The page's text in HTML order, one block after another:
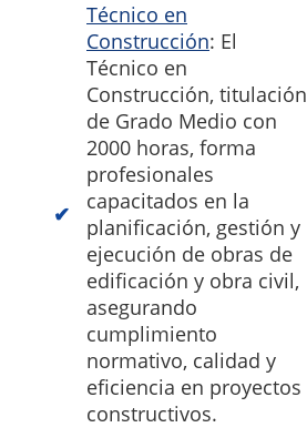
Técnico en
Construcción: El
Técnico en
Construcción, titulación
de Grado Medio con
2000 horas, forma
profesionales
capacitados en la
planificación, gestión y
ejecución de obras de
edificación y obra civil,
asegurando
cumplimiento
normativo, calidad y
eficiencia en proyectos
constructivos.